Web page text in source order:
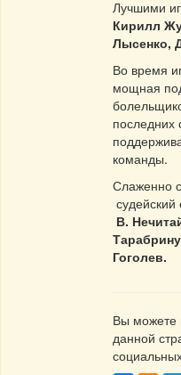
Лучшими
Кирилл
Лысенко,
Во время
мощная
последних
команды.
Слаженно
судейский
В.
Гоголев.
Вы можете
данной